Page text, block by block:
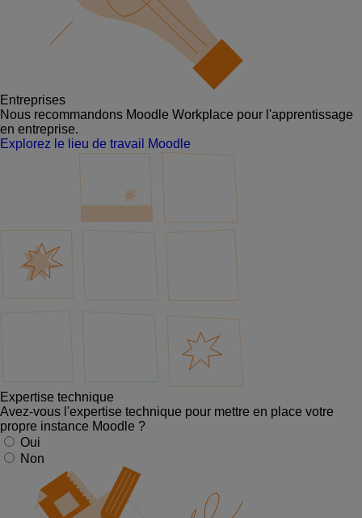
Entreprises
Nous recommandons Moodle Workplace pour l'apprentissage
en entreprise.
Explorez le lieu de travail Moodle
Expertise technique
Avez-vous l'expertise technique pour mettre en place votre
propre instance Moodle ?
Oui
Non